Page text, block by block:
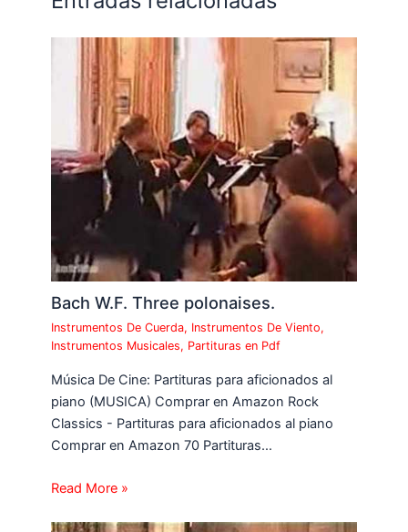
Bach W.F. Three polonaises.
Instrumentos De Cuerda, Instrumentos De Viento,
Instrumentos Musicales, Partituras en Pdf
Música De Cine: Partituras para aficionados al
piano (MUSICA) Comprar en Amazon Rock
Classics - Partituras para aficionados al piano
Comprar en Amazon 70 Partituras…
Read More »